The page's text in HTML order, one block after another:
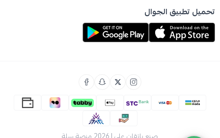
Colgate plax طريقة استخدام غير مناسبه للأطفال
دون 6 سنوات. احفظه بعيدًا عن متناول الصغار.
التسوس.
كلوريد سيتيل بيريدينيوم: مكوّن مضاد للبكتيريا
تحميل تطبيق الجوال